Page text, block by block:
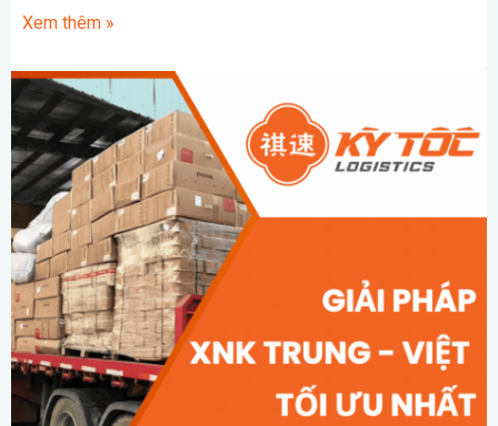
Xem thêm »